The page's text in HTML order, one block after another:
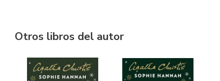
Otros libros del autor